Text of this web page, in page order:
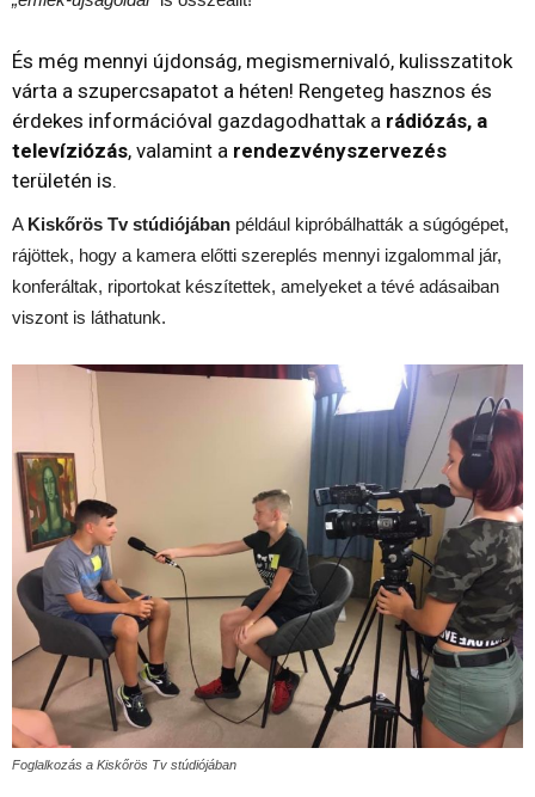
És még mennyi újdonság, megismernivaló, kulisszatitok
várta a szupercsapatot a héten! Rengeteg hasznos és
érdekes információval gazdagodhattak a rádiózás, a
televíziózás, valamint a rendezvényszervezés
területén is.
A Kiskőrös Tv stúdiójában például kipróbálhatták a súgógépet,
rájöttek, hogy a kamera előtti szereplés mennyi izgalommal jár,
konferáltak, riportokat készítettek, amelyeket a tévé adásaiban
viszont is láthatunk.
Foglalkozás a Kiskőrös Tv stúdiójában